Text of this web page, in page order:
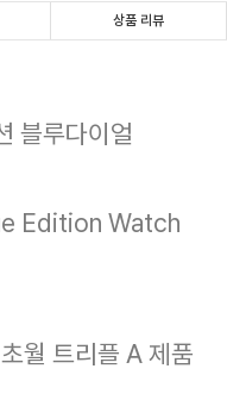
상품 리뷰
블루다이얼
Edition Watch
월 트리플 A 제품